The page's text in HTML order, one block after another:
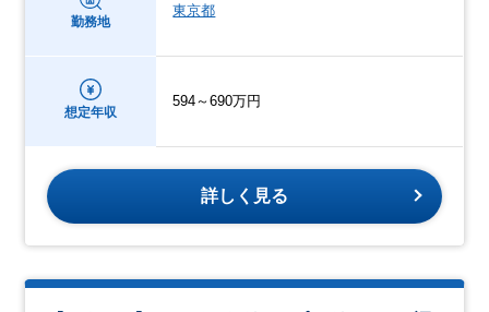
勤務地
東京都
想定年収
594～690万円
詳しく見る